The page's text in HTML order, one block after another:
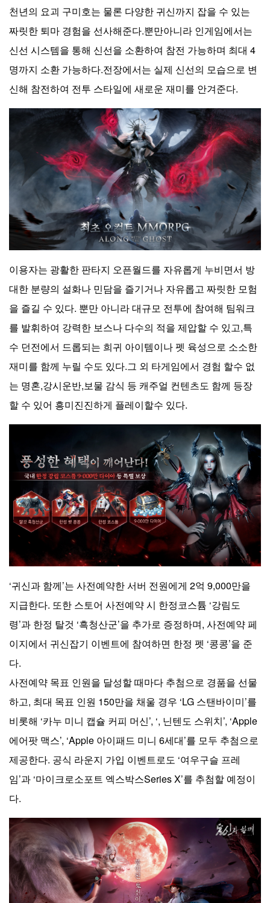
천년의 요괴 구미호는 물론 다양한 귀신까지 잡을 수 있는
짜릿한 퇴마 경험을 선사해준다.뿐만아니라 인게임에서는
신선 시스템을 통해 신선을 소환하여 참전 가능하며 최대 4
명까지 소환 가능하다.전장에서는 실제 신선의 모습으로 변
신해 참전하여 전투 스타일에 새로운 재미를 안겨준다.
이용자는 광활한 판타지 오픈월드를 자유롭게 누비면서 방
대한 분량의 설화나 민담을 즐기거나 자유롭고 짜릿한 모험
을 즐길 수 있다. 뿐만 아니라 대규모 전투에 참여해 팀워크
를 발휘하여 강력한 보스나 다수의 적을 제압할 수 있고,특
수 던전에서 드롭되는 희귀 아이템이나 펫 육성으로 소소한
재미를 함께 누릴 수도 있다.그 외 타게임에서 경험 할수 없
는 명혼,강시운반,보물 감식 등 캐주얼 컨텐츠도 함께 등장
할 수 있어 흥미진진하게 플레이할수 있다.
‘귀신과 함께’는 사전예약한 서버 전원에게 2억 9,000만을
지급한다. 또한 스토어 사전예약 시 한정코스튬 ‘강림도
령’과 한정 탈것 ‘흑청산군’을 추가로 증정하며, 사전예약 페
이지에서 귀신잡기 이벤트에 참여하면 한정 펫 ‘콩콩’을 준
다.
사전예약 목표 인원을 달성할 때마다 추첨으로 경품을 선물
하고, 최대 목표 인원 150만을 채울 경우 ‘LG 스탠바이미’를
비롯해 ‘카누 미니 캡슐 커피 머신’, ‘, 닌텐도 스위치’, ‘Apple
에어팟 맥스’, ‘Apple 아이패드 미니 6세대’를 모두 추첨으로
제공한다. 공식 라운지 가입 이벤트로도 ‘여우구슬 프레
임’과 ‘마이크로소포트 엑스박스Series X’를 추첨할 예정이
다.